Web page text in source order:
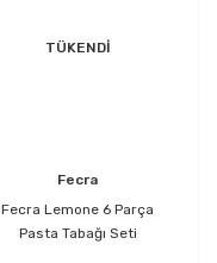
TÜKENDİ
Fecra
Fecra Lemone 6 Parça
Pasta Tabağı Seti